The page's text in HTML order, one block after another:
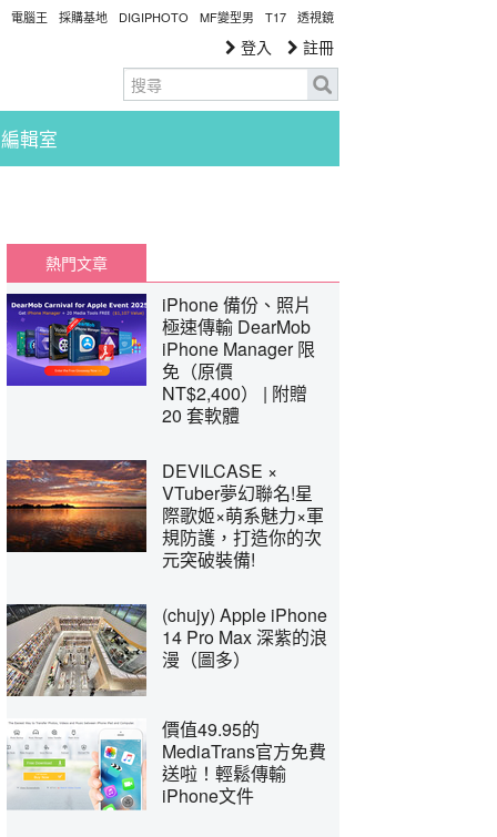
電腦王 採購基地 DIGIPHOTO MF變型男 T17 透視鏡
登入 註冊
編輯室
熱門文章
iPhone 備份、照片
極速傳輸 DearMob
iPhone Manager 限
免（原價
NT$2,400） | 附贈
20 套軟體
DEVILCASE ×
VTuber夢幻聯名!星
際歌姬×萌系魅力×軍
規防護，打造你的次
元突破裝備!
(chujy) Apple iPhone
14 Pro Max 深紫的浪
漫（圖多）
價值49.95的
MediaTrans官方免費
送啦！輕鬆傳輸
iPhone文件